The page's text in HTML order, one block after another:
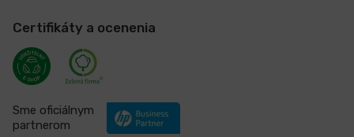
Certifikáty a ocenenia
Sme oficiálnym
partnerom